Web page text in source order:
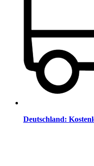
Deutschland: